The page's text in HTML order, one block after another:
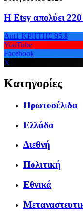
Η Etsy απολύει
Ant1 ΚΡΗΤΗΣ 95.8
YouTube
Facebook
X
Κατηγορίες
Πρωτοσέλιδα
Ελλάδα
Διεθνή
Πολιτική
Εθνικά